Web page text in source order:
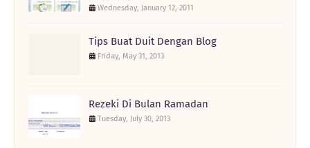
Wednesday, January 12, 2011
Tips Buat Duit Dengan Blog
Friday, May 31, 2013
Rezeki Di Bulan Ramadan
Tuesday, July 30, 2013